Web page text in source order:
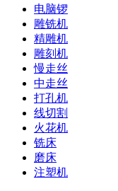
电脑锣
雕铣机
精雕机
雕刻机
慢走丝
中走丝
打孔机
线切割
火花机
铣床
磨床
注塑机